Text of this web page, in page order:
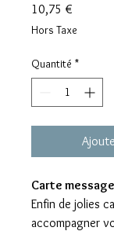
10,75 €
Hors Taxe
Quantité *
Carte
Enfin de jolies
accompagner